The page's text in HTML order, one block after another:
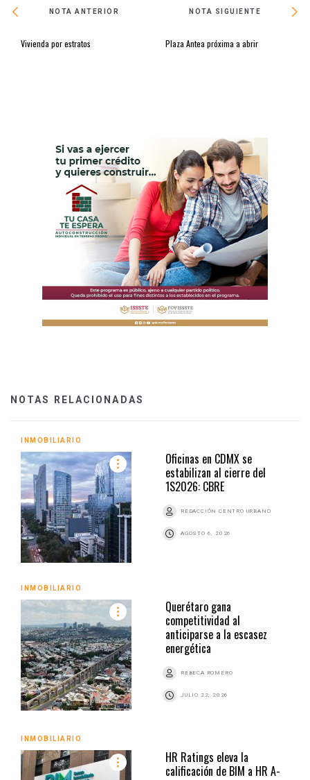
NOTA ANTERIOR
Vivienda por estratos
NOTA SIGUIENTE
Plaza Antea próxima a abrir
NOTAS RELACIONADAS
INMOBILIARIO
Oficinas en CDMX se
estabilizan al cierre del
1S2026: CBRE
REDACCIÓN CENTRO URBANO
AGOSTO 6, 2026
INMOBILIARIO
Querétaro gana
competitividad al
anticiparse a la escasez
energética
REBECA ROMERO
JULIO 22, 2026
INMOBILIARIO
HR Ratings eleva la
calificación de BIM a HR A-